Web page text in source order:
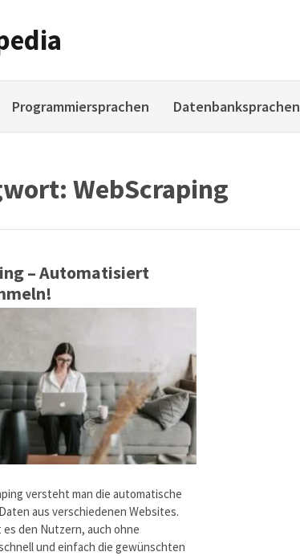
Programmiersprachen Datenbanksprachen
WebScraping
– Automatisiert
versteht man die automatische
aus verschiedenen Websites.
den Nutzern, auch ohne
und einfach die gewünschten